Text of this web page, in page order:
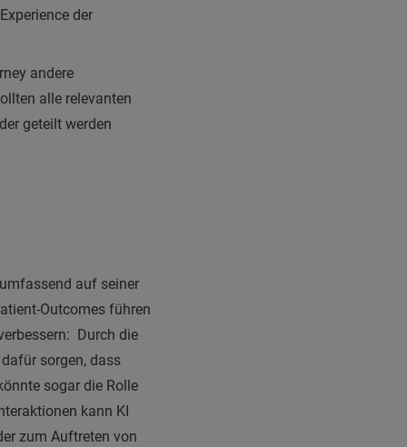
der
andere
alle relevanten
geteilt werden
auf seiner
Outcomes führen
Durch die
sorgen, dass
sogar die Rolle
kann KI
zum Auftreten von